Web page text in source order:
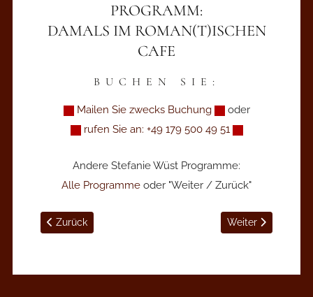
PROGRAMM:
DAMALS IM ROMAN(T)ISCHEN
CAFE
BUCHEN SIE:
Mailen Sie zwecks Buchung
oder
rufen Sie an: +49 179 500 49 51
Andere Stefanie Wüst Programme:
Alle Programme oder "Weiter / Zurück"
Vorheriger Beitrag: Die grossen Unbekannten - Godesberg
Zurück Nächster Beitrag:
Weiter